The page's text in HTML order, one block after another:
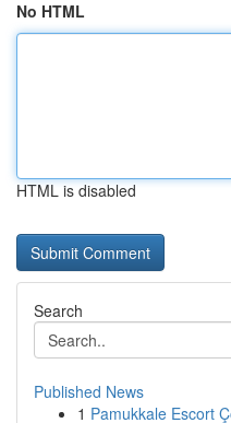
No HTML
HTML is disabled
Search
Published News
1 Pamukkale Escort